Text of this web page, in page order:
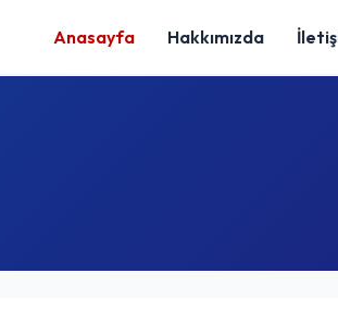
Anasayfa Hakkımızda